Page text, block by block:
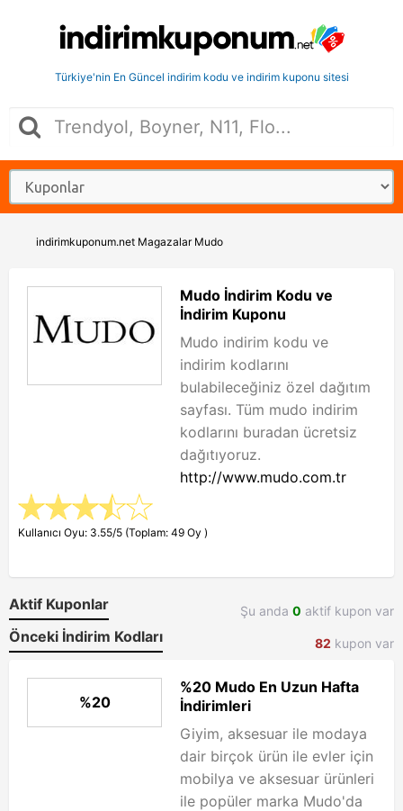
Türkiye'nin En Güncel indirim kodu ve indirim kuponu sitesi
indirimkuponum.net Magazalar Mudo
Mudo İndirim Kodu ve
İndirim Kuponu
Mudo indirim kodu ve
indirim kodlarını
bulabileceğiniz özel dağıtım
sayfası. Tüm mudo indirim
kodlarını buradan ücretsiz
dağıtıyoruz.
http://www.mudo.com.tr
Kullanıcı Oyu: 3.55/5 (Toplam: 49 Oy )
Aktif Kuponlar Şu anda 0 aktif kupon var
Önceki İndirim Kodları 82 kupon var
%20
%20 Mudo En Uzun Hafta
İndirimleri
Giyim, aksesuar ile modaya
dair birçok ürün ile evler için
mobilya ve aksesuar ürünleri
ile popüler marka Mudo'da